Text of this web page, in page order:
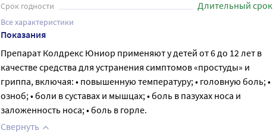
Срок годности Длительный срок
Все характеристики
Показания
Препарат Колдрекс Юниор применяют у детей от 6 до 12 лет в
качестве средства для устранения симптомов «простуды» и
гриппа, включая: • повышенную температуру; • головную боль; •
озноб; • боли в суставах и мышцах; • боль в пазухах носа и
заложенность носа; • боль в горле.
Свернуть